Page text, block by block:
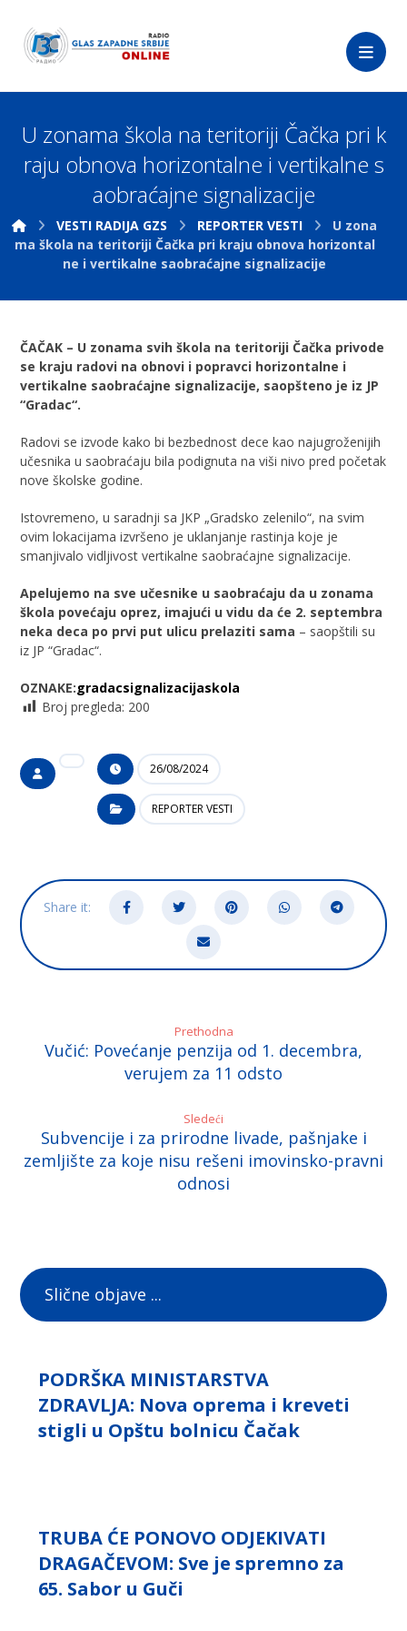
U zonama škola na teritoriji Čačka pri k
raju obnova horizontalne i vertikalne s
aobraćajne signalizacije
VESTI RADIJA GZS REPORTER VESTI
U zona
ma škola na teritoriji Čačka pri kraju obnova horizontal
ne i vertikalne saobraćajne signalizacije
ČAČAK – U zonama svih škola na teritoriji Čačka privode
se kraju radovi na obnovi i popravci horizontalne i
vertikalne saobraćajne signalizacije, saopšteno je iz JP
“Gradac“.
Radovi se izvode kako bi bezbednost dece kao najugroženijih
učesnika u saobraćaju bila podignuta na viši nivo pred početak
nove školske godine.
Istovremeno, u saradnji sa JKP „Gradsko zelenilo“, na svim
ovim lokacijama izvršeno je uklanjanje rastinja koje je
smanjivalo vidljivost vertikalne saobraćajne signalizacije.
Apelujemo na sve učesnike u saobraćaju da u zonama
škola povećaju oprez, imajući u vidu da će 2. septembra
neka deca po prvi put ulicu prelaziti sama – saopštili su
iz JP “Gradac“.
OZNAKE:gradacsignalizacijaskola
Broj pregleda: 200
26/08/2024
REPORTER VESTI
Prethodna
Vučić: Povećanje penzija od 1. decembra,
verujem za 11 odsto
Sledeći
Subvencije i za prirodne livade, pašnjake i
zemljište za koje nisu rešeni imovinsko-pravni
odnosi
Slične objave ...
PODRŠKA MINISTARSTVA
ZDRAVLJA: Nova oprema i kreveti
stigli u Opštu bolnicu Čačak
TRUBA ĆE PONOVO ODJEKIVATI
DRAGAČEVOM: Sve je spremno za
65. Sabor u Guči